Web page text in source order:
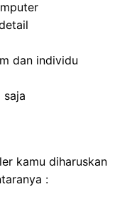
dan individu
saja
kamu diharuskan
: